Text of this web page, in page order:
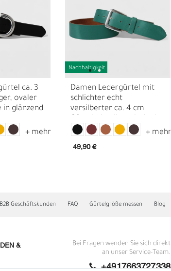
ca. 3
ovaler
in glänzend
Nachhaltigkeit
Damen Ledergürtel mit
schlichter echt
versilberter ca. 4 cm
49,90 €
B2B Geschäftskunden FAQ Gürtelgröße messen Blog
&
Bei Fragen wenden Sie sich direkt
an unser Service-Team.
+4917663727338